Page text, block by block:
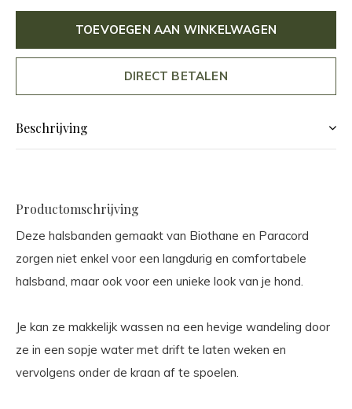
TOEVOEGEN AAN WINKELWAGEN
DIRECT BETALEN
Beschrijving
Productomschrijving
Deze halsbanden gemaakt van Biothane en Paracord
zorgen niet enkel voor een langdurig en comfortabele
halsband, maar ook voor een unieke look van je hond.
Je kan ze makkelijk wassen na een hevige wandeling door
ze in een sopje water met drift te laten weken en
vervolgens onder de kraan af te spoelen.